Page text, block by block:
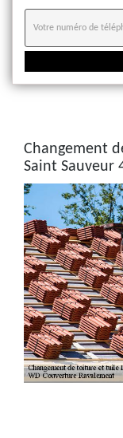
Changement
Saint Sauveur